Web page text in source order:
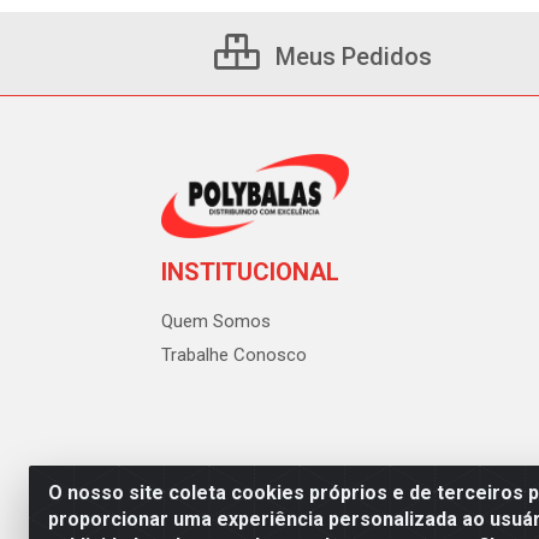
O nosso site coleta cookies próprios e de terceiros
proporcionar uma experiência personalizada ao
Meus Pedidos
INSTITUCIONAL
Quem Somos
Trabalhe Conosco